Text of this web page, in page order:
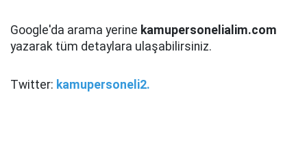
Google'da arama yerine kamupersonelialim.com
yazarak tüm detaylara ulaşabilirsiniz.
Twitter: kamupersoneli2.